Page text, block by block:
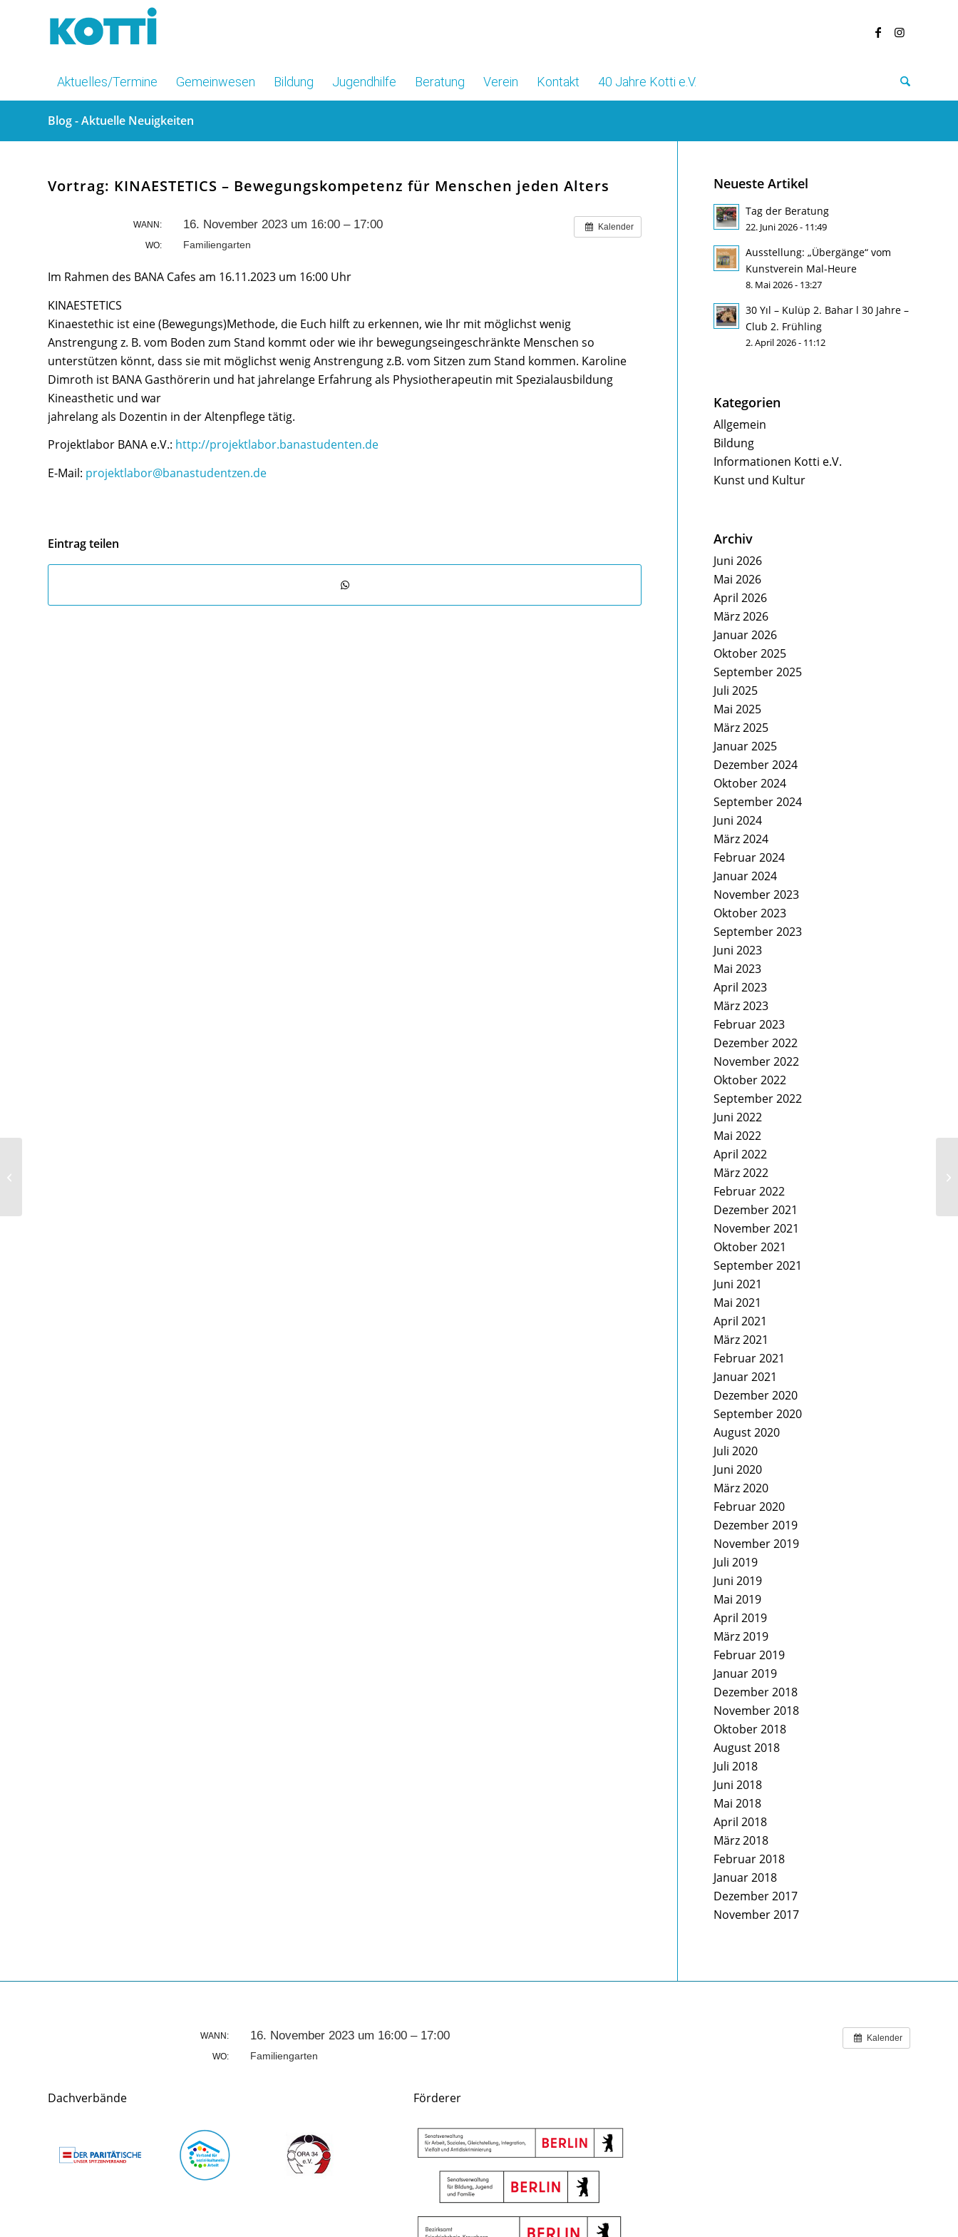
Aktuelles/Termine Gemeinwesen Bildung Jugendhilfe Beratung Verein Kontakt 40 Jahre Kotti e.V.
Blog - Aktuelle Neuigkeiten
Vortrag: KINAESTETICS – Bewegungskompetenz für Menschen jeden Alters
Kalender
WANN: 16. November 2023 um 16:00 – 17:00
WO: Familiengarten
Im Rahmen des BANA Cafes am 16.11.2023 um 16:00 Uhr
KINAESTETICS
Kinaestethic ist eine (Bewegungs)Methode, die Euch hilft zu erkennen, wie Ihr mit möglichst wenig
Anstrengung z. B. vom Boden zum Stand kommt oder wie ihr bewegungseingeschränkte Menschen so
unterstützen könnt, dass sie mit möglichst wenig Anstrengung z.B. vom Sitzen zum Stand kommen. Karoline
Dimroth ist BANA Gasthörerin und hat jahrelange Erfahrung als Physiotherapeutin mit Spezialausbildung
Kineasthetic und war
jahrelang als Dozentin in der Altenpflege tätig.
Projektlabor BANA e.V.: http://projektlabor.banastudenten.de
E-Mail: projektlabor@banastudentzen.de
Eintrag teilen
Neueste Artikel
Tag der Beratung
22. Juni 2026 - 11:49
Ausstellung: „Übergänge“ vom
Kunstverein Mal-Heure
8. Mai 2026 - 13:27
30 Yıl – Kulüp 2. Bahar l 30 Jahre –
Club 2. Frühling
2. April 2026 - 11:12
Kategorien
Allgemein
Bildung
Informationen Kotti e.V.
Kunst und Kultur
Archiv
Juni 2026
Mai 2026
April 2026
März 2026
Januar 2026
Oktober 2025
September 2025
Juli 2025
Mai 2025
März 2025
Januar 2025
Dezember 2024
Oktober 2024
September 2024
Juni 2024
März 2024
Februar 2024
Januar 2024
November 2023
Oktober 2023
September 2023
Juni 2023
Mai 2023
April 2023
März 2023
Februar 2023
Dezember 2022
November 2022
Oktober 2022
September 2022
Juni 2022
Mai 2022
April 2022
März 2022
Februar 2022
Dezember 2021
November 2021
Oktober 2021
September 2021
Juni 2021
Mai 2021
April 2021
März 2021
Februar 2021
Januar 2021
Dezember 2020
September 2020
August 2020
Juli 2020
Juni 2020
März 2020
Februar 2020
Dezember 2019
November 2019
Juli 2019
Juni 2019
Mai 2019
April 2019
März 2019
Februar 2019
Januar 2019
Dezember 2018
November 2018
Oktober 2018
August 2018
Juli 2018
Juni 2018
Mai 2018
April 2018
März 2018
Februar 2018
Januar 2018
Dezember 2017
November 2017
Kalender
WANN: 16. November 2023 um 16:00 – 17:00
WO: Familiengarten
Dachverbände Förderer